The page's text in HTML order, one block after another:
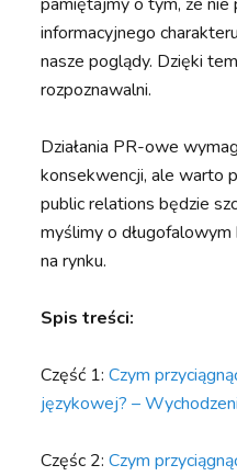
informacyjnego
nasze poglądy. Dzięki
rozpoznawalni.
Działania PR-owe
konsekwencji, ale warto
public relations będzie
myślimy o
na rynku.
Spis treści:
Część 1:Czym
językowej? –
Częśc 2:Czym